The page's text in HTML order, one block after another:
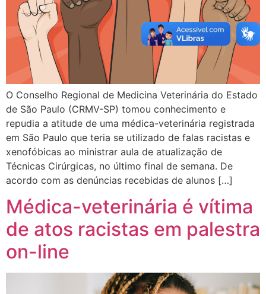
O Conselho Regional de Medicina Veterinária do Estado
de São Paulo (CRMV-SP) tomou conhecimento e
repudia a atitude de uma médica-veterinária registrada
em São Paulo que teria se utilizado de falas racistas e
xenofóbicas ao ministrar aula de atualização de
Técnicas Cirúrgicas, no último final de semana. De
acordo com as denúncias recebidas de alunos […]
Médica-veterinária é vítima
de atos racistas em palestra
on-line